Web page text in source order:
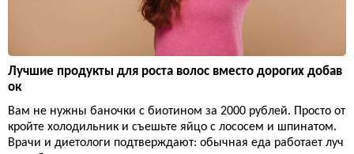
Лучшие продукты для роста волос вместо дорогих добав
ок
Вам не нужны баночки с биотином за 2000 рублей. Просто от
кройте холодильник и съешьте яйцо с лососем и шпинатом.
Врачи и диетологи подтверждают: обычная еда работает луч